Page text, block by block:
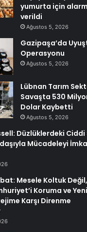
yumurta için alarm
verildi
Ağustos 5, 2026
Gazipaşa’da
Operasyonu
Ağustos 5, 2026
Lübnan Tarım
Savaşta 530
Dolar Kaybetti
Ağustos 5, 2026
Düzlüklerdeki Ciddi
Mücadeleyi
Mesele Koltuk Değil,
Koruma ve
Karşı Direnme